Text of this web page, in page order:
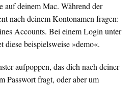
auf deinem Mac. Während der
nach deinem Kontonamen fragen:
Accounts. Bei einem Login unter
diese beispielsweise »demo«.
aufpoppen, das dich nach deiner
Passwort fragt, oder aber um